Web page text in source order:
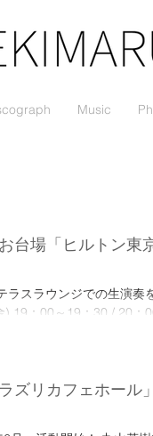
Music
台場「ヒルトン東
ラスラウンジでの生演奏
19：00～19：30 / 20：
ズリカフェホール